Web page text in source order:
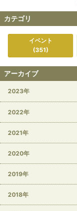
カテゴリ
イベント
(351)
アーカイブ
2023年
2022年
2021年
2020年
2019年
2018年